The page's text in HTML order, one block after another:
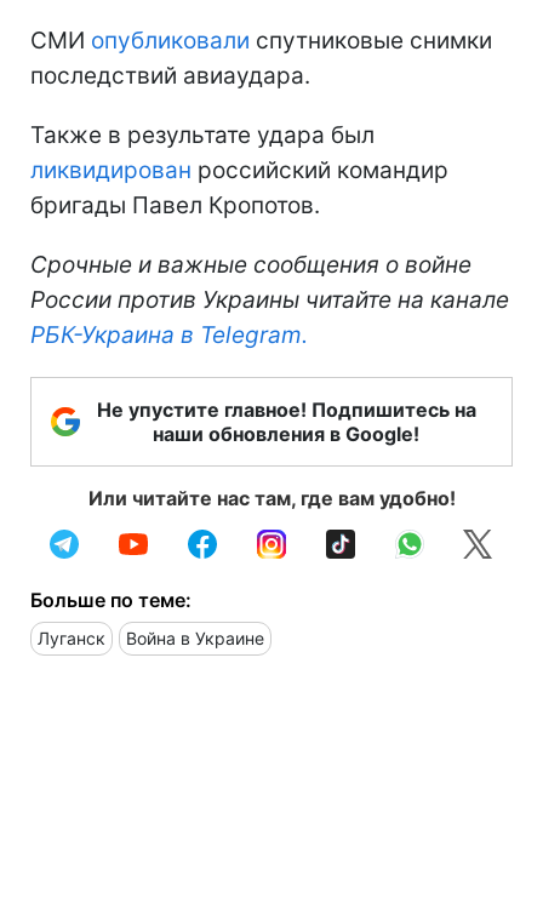
СМИ опубликовали спутниковые снимки
последствий авиаудара.
Также в результате удара был
ликвидирован российский командир
бригады Павел Кропотов.
Срочные и важные сообщения о войне
России против Украины читайте на канале
РБК-Украина в Telegram.
Не упустите главное! Подпишитесь на
наши обновления в Google!
Или читайте нас там, где вам удобно!
Больше по теме:
Луганск Война в Украине